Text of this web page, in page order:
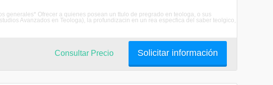
generales* Ofrecer a quienes posean un ttulo de pregrado en teologa, o sus
Avanzados en Teologa), la profundizacin en un rea especfica del saber teolgico,
Solicitar información
Consultar Precio